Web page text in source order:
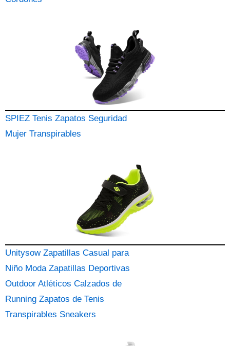
SPIEZ Tenis Zapatos Seguridad
Mujer Transpirables
Unitysow Zapatillas Casual para
Niño Moda Zapatillas Deportivas
Outdoor Atléticos Calzados de
Running Zapatos de Tenis
Transpirables Sneakers